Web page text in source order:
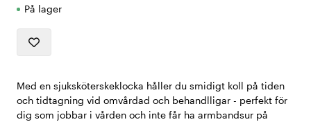
På lager
Med en sjuksköterskeklocka håller du smidigt koll på tiden
och tidtagning vid omvårdad och behandlligar - perfekt för
dig som jobbar i vården och inte får ha armbandsur på